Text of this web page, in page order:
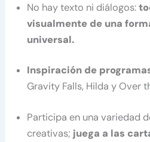
No hay texto ni diálogos:
visualmente de una
universal.
Inspiración de
Gravity Falls, Hilda y Over
Participa en una variedad
creativas; juega a las